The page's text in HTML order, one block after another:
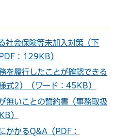
社会保険等未加入対策（下
：129KB）
を履行したことが確認できる
式2）（ワード：45KB）
無いことの誓約書（事務取扱
）
かかるQ&A（PDF：